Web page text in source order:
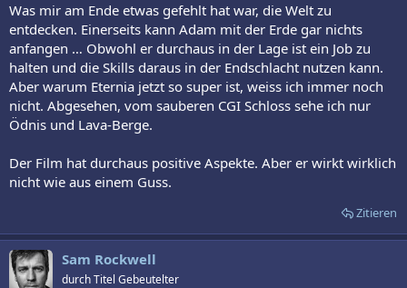
Was mir am Ende etwas gefehlt hat war, die Welt zu
entdecken. Einerseits kann Adam mit der Erde gar nichts
anfangen … Obwohl er durchaus in der Lage ist ein Job zu
halten und die Skills daraus in der Endschlacht nutzen kann.
Aber warum Eternia jetzt so super ist, weiss ich immer noch
nicht. Abgesehen, vom sauberen CGI Schloss sehe ich nur
Ödnis und Lava-Berge.
Der Film hat durchaus positive Aspekte. Aber er wirkt wirklich
nicht wie aus einem Guss.
Zitieren
Sam Rockwell
durch Titel Gebeutelter